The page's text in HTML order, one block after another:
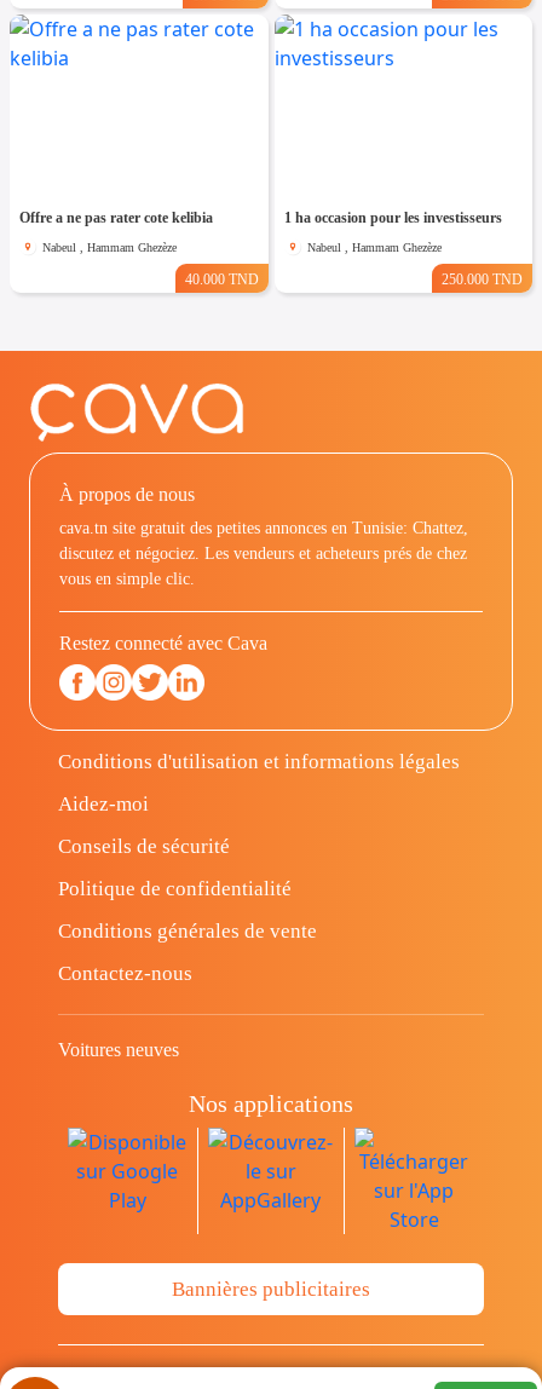
Offre a ne pas rater cote kelibia
Nabeul , Hammam Ghezèze
40.000 TND
1 ha occasion pour les investisseurs
Nabeul , Hammam Ghezèze
250.000 TND
À propos de nous
cava.tn site gratuit des petites annonces en Tunisie: Chattez,
discutez et négociez. Les vendeurs et acheteurs prés de chez
vous en simple clic.
Restez connecté avec Cava
Conditions d'utilisation et informations légales
Aidez-moi
Conseils de sécurité
Politique de confidentialité
Conditions générales de vente
Contactez-nous
Voitures neuves
Nos applications
Bannières publicitaires
© Copyright 2014-2026 Cava.tn Limited Tous